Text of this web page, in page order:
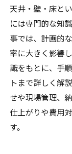
天井・壁・床と
には専門的な知
事では、計画的
率に大きく影響
識をもとに、手
トまで詳しく解
せや現場管理、
仕上がりや費用
す。